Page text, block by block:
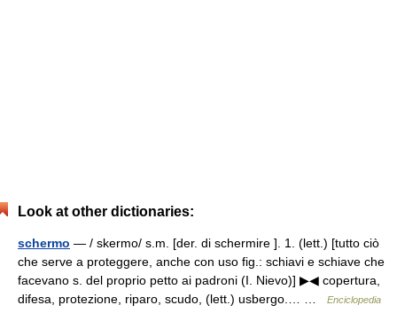
Look at other dictionaries:
schermo — / skermo/ s.m. [der. di schermire ]. 1. (lett.) [tutto ciò
che serve a proteggere, anche con uso fig.: schiavi e schiave che
facevano s. del proprio petto ai padroni (I. Nievo)] ▶◀ copertura,
difesa, protezione, riparo, scudo, (lett.) usbergo.… …
Enciclopedia